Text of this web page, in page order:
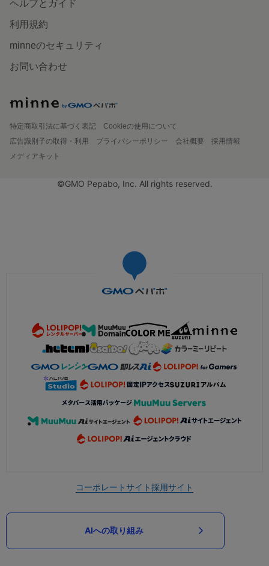
ヘルプとガイド
利用規約
minneのセキュリティ
お問い合わせ
特定商取引法に基づく表記
Cookieの使用について
広告識別子の取得・利用
プライバシーポリシー 会社概要
採用情報
メディアキット
©GMO Pepabo, Inc. All rights reserved.
コーポレートサイト採用サイト
AIへの取り組み